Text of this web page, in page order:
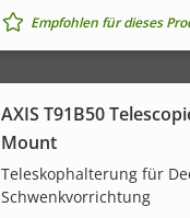
Empfohlen für dieses
AXIS T91B50
Mount
Teleskophalterung für
Schwenkvorrichtung